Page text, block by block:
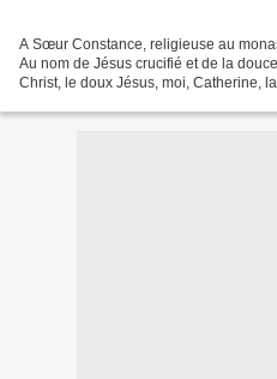
A Sœur Constance, religieuse au
Au nom de Jésus crucifié et de la
Christ, le doux Jésus, moi, Catherine,